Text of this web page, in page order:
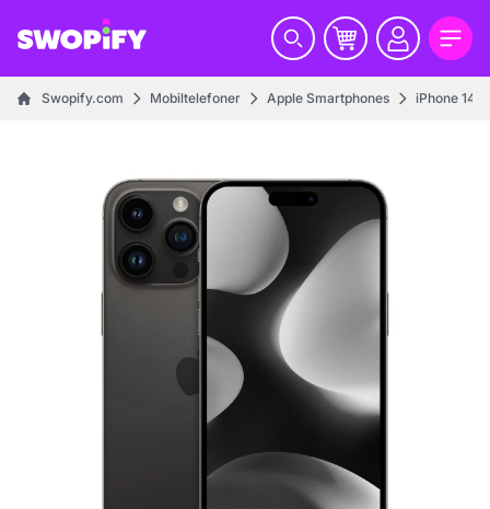
Swopify.com Mobiltelefoner Apple Smartphones iPhone 14